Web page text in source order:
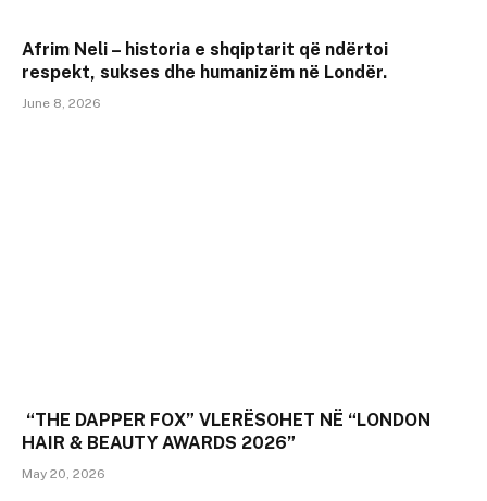
Afrim Neli – historia e shqiptarit që ndërtoi
respekt, sukses dhe humanizëm në Londër.
June 8, 2026
“THE DAPPER FOX” VLERËSOHET NË “LONDON
HAIR & BEAUTY AWARDS 2026”
May 20, 2026